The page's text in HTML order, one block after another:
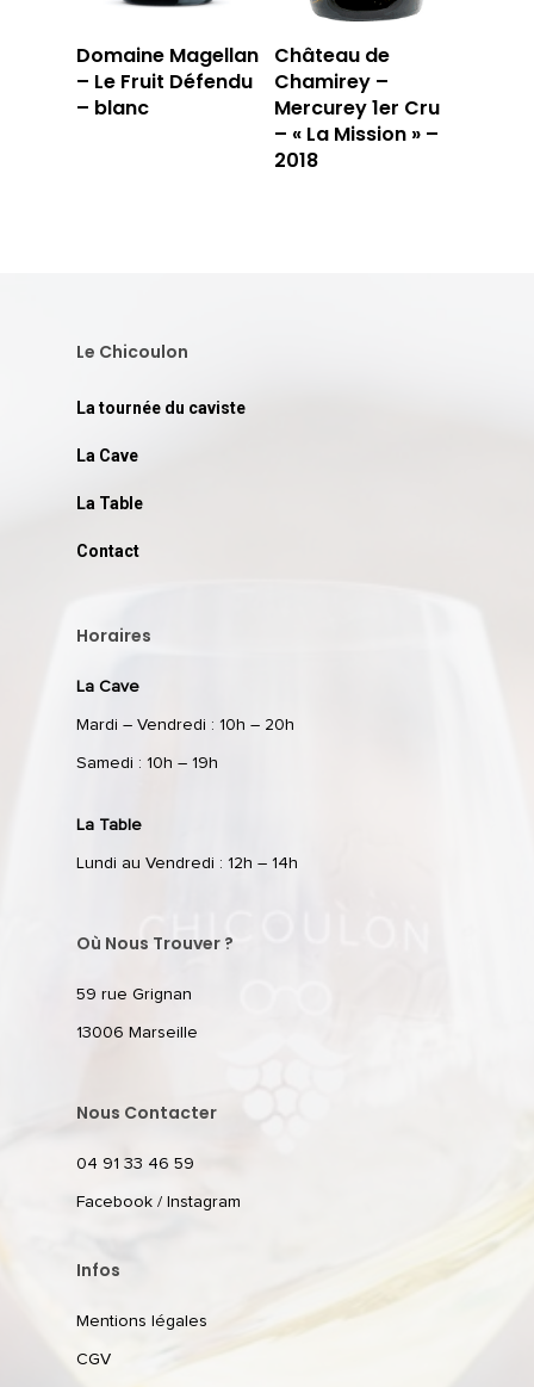
Domaine Magellan
– Le Fruit Défendu
– blanc
Château de
Chamirey –
Mercurey 1er Cru
– « La Mission » –
2018
Le Chicoulon
La tournée du caviste
La Cave
La Table
Contact
Horaires
La Cave
Mardi – Vendredi : 10h – 20h
Samedi : 10h – 19h
La Table
Lundi au Vendredi : 12h – 14h
Où Nous Trouver ?
59 rue Grignan
13006 Marseille
Nous Contacter
04 91 33 46 59
Facebook / Instagram
Infos
Mentions légales
CGV